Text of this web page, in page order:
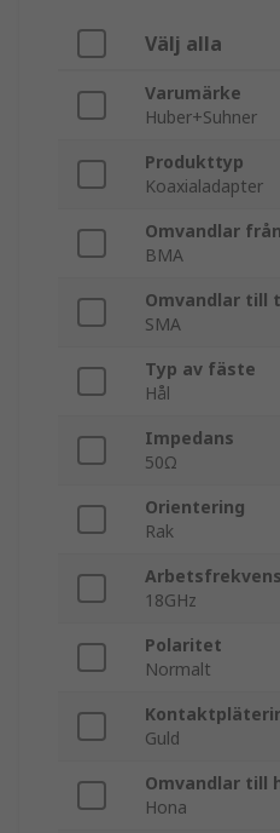
Välj alla
Varumärke
Huber+Suhner
Produkttyp
Koaxialadapter
Omvandlar
BMA
Omvandlar till
SMA
Typ av fäste
Hål
Impedans
50Ω
Orientering
Rak
Arbetsfrekvens
18GHz
Polaritet
Normalt
Guld
Omvandlar till
Hona